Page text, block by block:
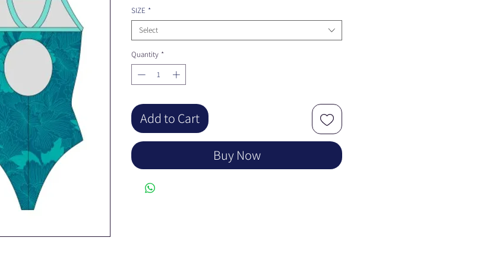
SIZE *
Select
Quantity *
Add to Cart
Buy Now